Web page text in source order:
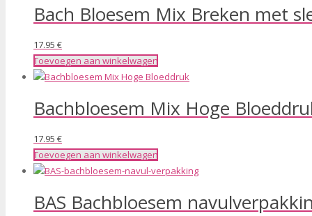
Bach Bloesem Mix Breken met
17.95 €
Toevoegen aan winkelwagen
Bachbloesem Mix Hoge
17.95 €
Toevoegen aan winkelwagen
BAS Bachbloesem